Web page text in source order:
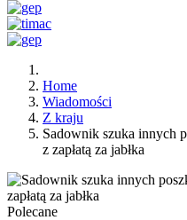
Home
Wiadomości
Z kraju
Sadownik szuka innych
z zapłatą za jabłka
Polecane